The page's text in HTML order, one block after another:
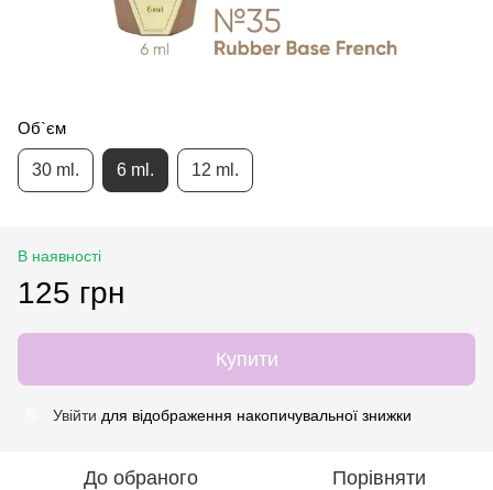
Об`єм
30 ml. 6 ml. 12 ml.
В наявності
125 грн
Купити
Увійти для відображення накопичувальної знижки
До обраного Порівняти